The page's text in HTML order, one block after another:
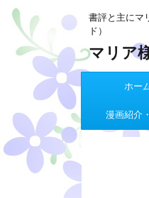
書評と主にマ
ド）
マリア
ホー
漫画紹介